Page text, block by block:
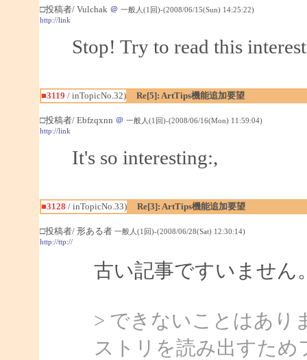
□投稿者/ Vulchak ＠ 一般人(1回)-(2008/06/15(Sun) 14:25:22)
http://link
Stop! Try to read this
■3119 / inTopicNo.32) Re[5]: ArtTips機能追加要望
□投稿者/ Ebfzqxnn ＠ 一般人(1回)-(2008/06/16(Mon) 11:59:04)
http://link
It's so interesting:,
■3128 / inTopicNo.33) Re[3]: ArtTips機能追加要望
□投稿者/ 形ある者 一般人(1回)-(2008/06/28(Sat) 12:30:14)
http://ttp://
古い記事ですいません
> できないことはあり
ストリを読み出すた